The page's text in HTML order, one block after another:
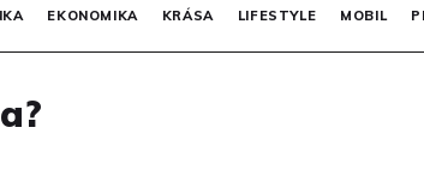
EKONOMIKA KRÁSA LIFESTYLE MOBIL